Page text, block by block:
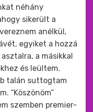
néhány
sikerült a
anélkül,
egyiket a hozzá
a másikkal
és leültem.
talán suttogtam
“Köszönöm”
szemben premier-